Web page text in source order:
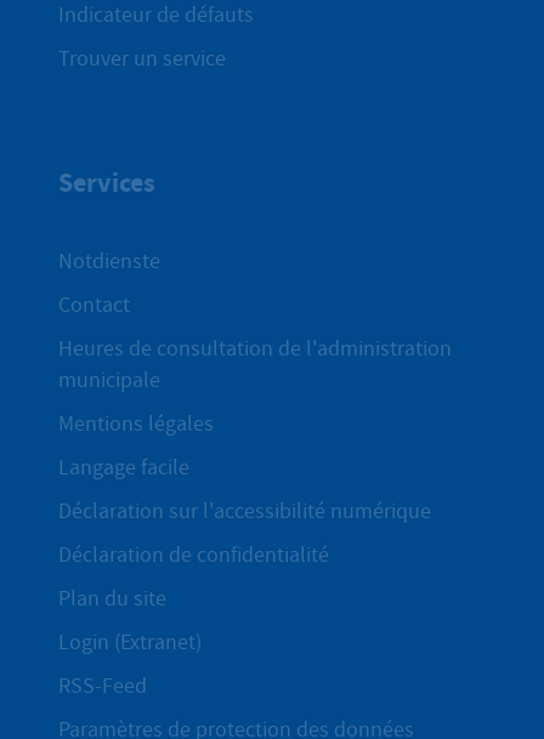
Indicateur de défauts
Trouver un service
Services
Notdienste
Contact
Heures de consultation de l'administration
municipale
Mentions légales
Langage facile
Déclaration sur l'accessibilité numérique
Déclaration de confidentialité
Plan du site
Login (Extranet)
RSS-Feed
Paramètres de protection des données